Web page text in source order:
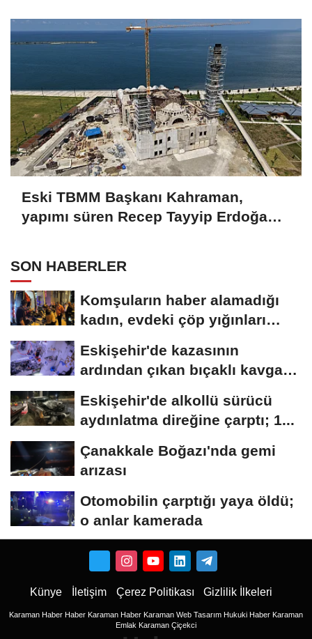
Eski TBMM Başkanı Kahraman,
yapımı süren Recep Tayyip Erdoğan
SON HABERLER
Komşuların haber alamadığı
kadın, evdeki çöp yığınları
Eskişehir'de kazasının
ardından çıkan bıçaklı kavga
Eskişehir'de alkollü sürücü
aydınlatma direğine çarptı; 1...
Çanakkale Boğazı'nda gemi
arızası
Otomobilin çarptığı yaya öldü;
o anlar kamerada
Künye İletişim Çerez Politikası Gizlilik İlkeleri
Karaman Haber Haber Karaman Haber Karaman Web Tasarım Hukuki Haber Karaman
Emlak Karaman Çiçekci